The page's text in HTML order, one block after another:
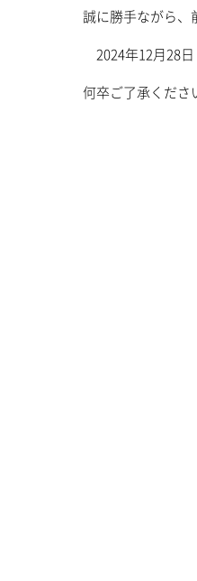
誠に勝手ながら、
2024年12月28日
何卒ご了承くださ